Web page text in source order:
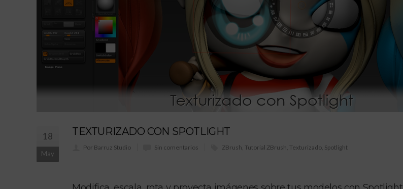
18
May
TEXTURIZADO CON SPOTLIGHT
Por Barruz Studio Sin comentarios ZBrush Tutorial ZBrush Texturizado Spotlight